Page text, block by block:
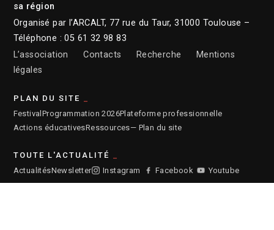
sa région
Organisé par l’ARCALT, 77 rue du Taur, 31000 Toulouse –
Téléphone : 05 61 32 98 83
L’association
Contacts Recherche
Mentions
légales
PLAN DU SITE
FestivalProgrammation 2026Plateforme professionnelle
Actions éducativesRessources— Plan du site
TOUTE L'ACTUALITÉ
ActualitésNewsletter Instagram Facebook Youtube